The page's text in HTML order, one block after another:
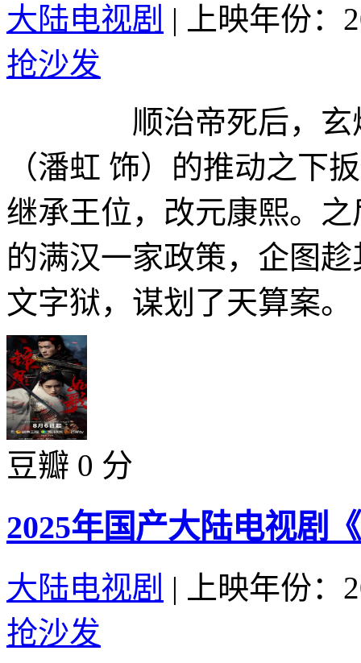
大陆电视剧 |
上映年份：
抢沙发
顺治帝死后，玄烨
（潘虹 饰）的推动之下
继承王位，改元康熙。
的满汉一家政策，企图
文字狱，谋划了天算案
豆瓣 0 分
2025年国产大陆电视剧
大陆电视剧 |
上映年份：
抢沙发